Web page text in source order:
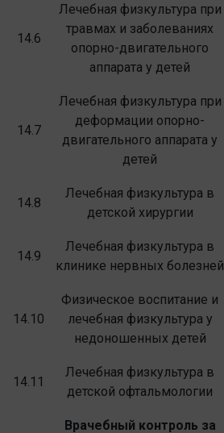
14.6
Лечебная физкультура при
травмах и заболеваниях
опорно-двигательного
аппарата у детей
14.7
Лечебная физкультура при
деформации опорно-
двигательного аппарата у
детей
14.8
Лечебная физкультура в
детской хирургии
14.9
Лечебная физкультура в
клинике нервных болезней
14.10
Физическое воспитание и
лечебная физкультура у
недоношенных детей
14.11
Лечебная физкультура в
детской офтальмологии
Врачебный контроль за